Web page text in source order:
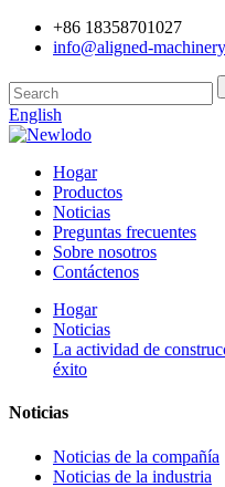
+86 18358701027
info@aligned-
English
Hogar
Productos
Noticias
Preguntas frecuentes
Sobre nosotros
Contáctenos
Hogar
Noticias
La actividad de
éxito
Noticias
Noticias de la compañía
Noticias de la industria